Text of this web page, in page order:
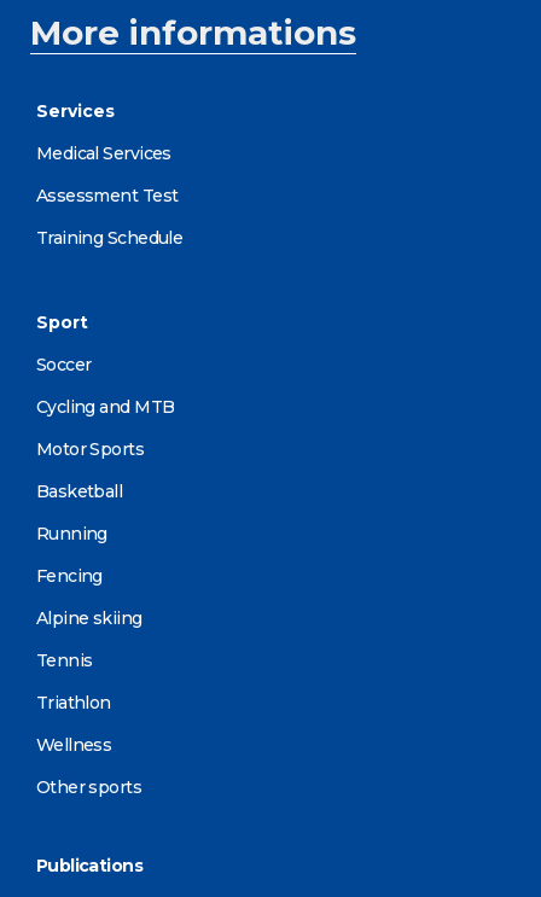
More informations
Services
Medical Services
Assessment Test
Training Schedule
Sport
Soccer
Cycling and MTB
Motor Sports
Basketball
Running
Fencing
Alpine skiing
Tennis
Triathlon
Wellness
Other sports
Publications